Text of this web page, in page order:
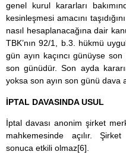
genel kurul kararları
kesinleşmesi amacını
nasıl hesaplanacağına dair
TBK’nın 92/1, b.3. hükmü
gün ayın kaçıncı günüyse
son günüdür. Son ayda
yoksa son ayın son günü dava
İPTAL DAVASINDA USUL
İptal davası anonim şirket
mahkemesinde açılır.
sonuca etkili olmaz[6]